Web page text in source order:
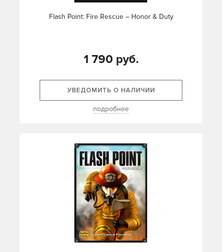
Flash Point: Fire Rescue – Honor & Duty
1 790 руб.
УВЕДОМИТЬ О НАЛИЧИИ
подробнее